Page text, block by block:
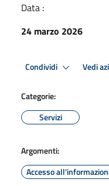
Data :
24 marzo 2026
Condividi Vedi
Categorie:
Servizi
Argomenti:
Accesso